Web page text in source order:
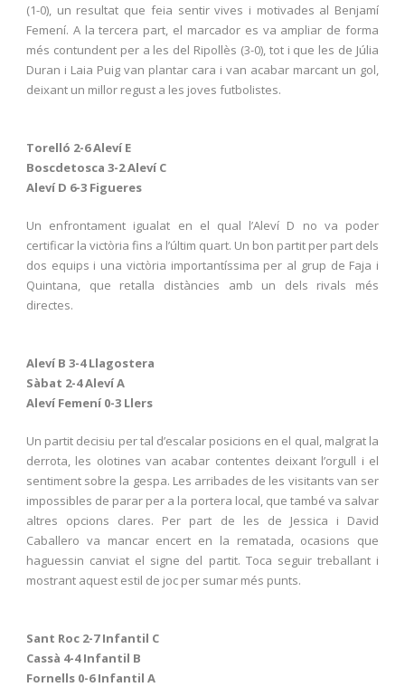
(1-0), un resultat que feia sentir vives i motivades al Benjamí
Femení. A la tercera part, el marcador es va ampliar de forma
més contundent per a les del Ripollès (3-0), tot i que les de Júlia
Duran i Laia Puig van plantar cara i van acabar marcant un gol,
deixant un millor regust a les joves futbolistes.
Torelló 2-6 Aleví E
Boscdetosca 3-2 Aleví C
Aleví D 6-3 Figueres
Un enfrontament igualat en el qual l’Aleví D no va poder
certificar la victòria fins a l’últim quart. Un bon partit per part dels
dos equips i una victòria importantíssima per al grup de Faja i
Quintana, que retalla distàncies amb un dels rivals més
directes.
Aleví B 3-4 Llagostera
Sàbat 2-4 Aleví A
Aleví Femení 0-3 Llers
Un partit decisiu per tal d’escalar posicions en el qual, malgrat la
derrota, les olotines van acabar contentes deixant l’orgull i el
sentiment sobre la gespa. Les arribades de les visitants van ser
impossibles de parar per a la portera local, que també va salvar
altres opcions clares. Per part de les de Jessica i David
Caballero va mancar encert en la rematada, ocasions que
haguessin canviat el signe del partit. Toca seguir treballant i
mostrant aquest estil de joc per sumar més punts.
Sant Roc 2-7 Infantil C
Cassà 4-4 Infantil B
Fornells 0-6 Infantil A